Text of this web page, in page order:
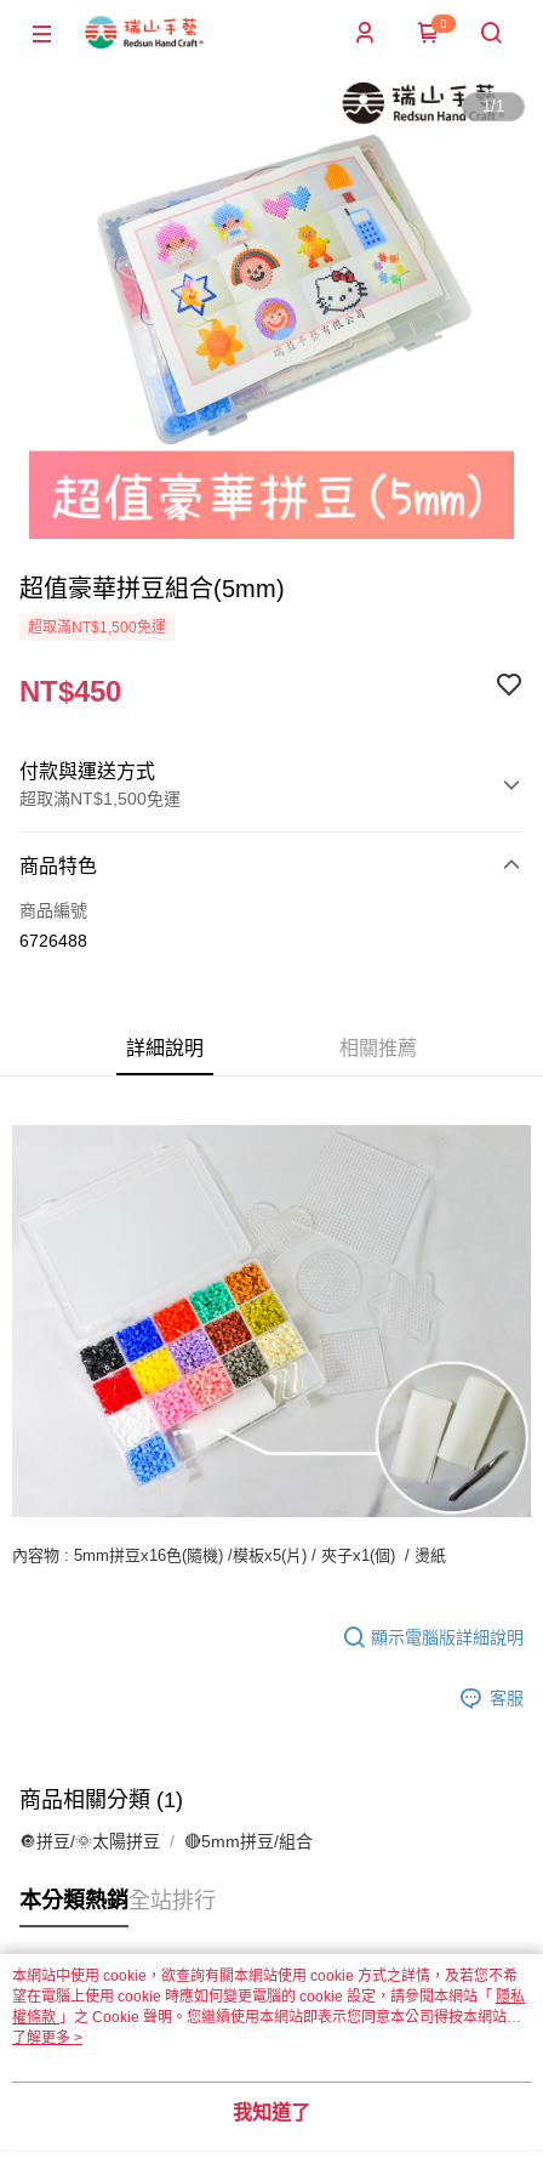
0
1/1
超值豪華拼豆組合(5mm)
超取滿NT$1,500免運
NT$450
付款與運送方式
超取滿NT$1,500免運
信用卡一次付款
超商取貨付款
每筆NT$60，滿NT$1,500(含以上)免運費
每筆NT$60，滿NT$1,500(含以上)免運費
每筆NT$60，滿NT$1,500(含以上)免運費
付款後7-11取貨
每筆NT$60，滿NT$1,500(含以上)免運費
付款後門市自取
商品特色
商品編號
6726488
詳細說明 相關推薦
內容物 : 5mm拼豆x16色(隨機) /模板x5(片) / 夾子x1(個) / 燙紙
顯示電腦版詳細說明
客服
商品相關分類 (1)
🔘拼豆/🌞太陽拼豆 🔴5mm拼豆/組合
本分類熱銷全站排行
熱門標籤
本網站中使用 cookie，欲查詢有關本網站使用 cookie 方式之詳情，及若您不希
望在電腦上使用 cookie 時應如何變更電腦的 cookie 設定，請參閱本網站「 隱私
權條款 」之 Cookie 聲明。您繼續使用本網站即表示您同意本公司得按本網站使
用條款之 Cookie 聲明使用 cookie。
了解更多 >
我知道了